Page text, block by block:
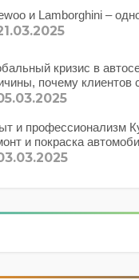
и Lamborghini –
кризис в
почему клиентов
делать?
и профессионализм
и покраска